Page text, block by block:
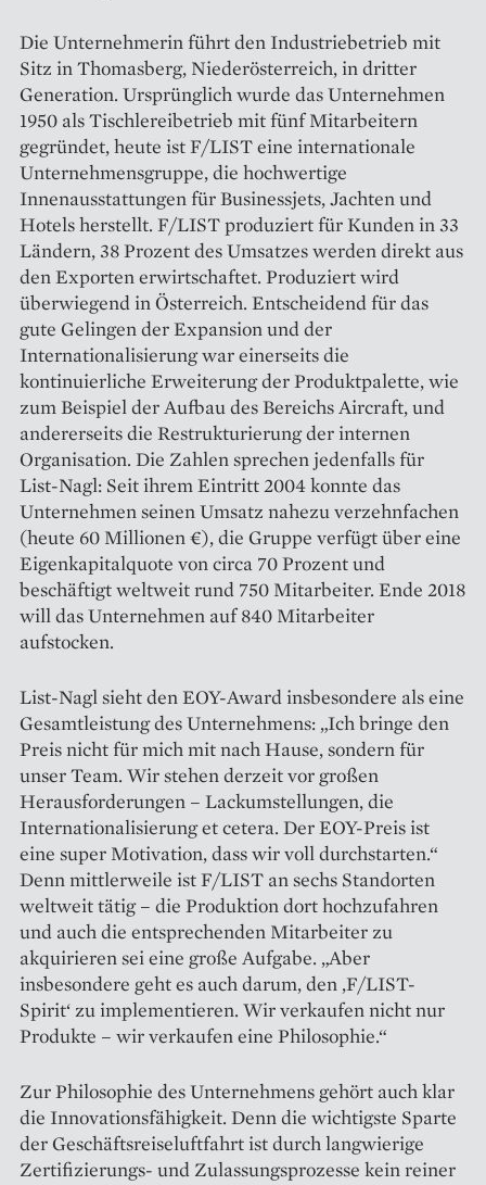
Die Unternehmerin führt den Industriebetrieb mit
Sitz in Thomasberg, Niederösterreich, in dritter
Generation. Ursprünglich wurde das Unternehmen
1950 als Tischlereibetrieb mit fünf Mitarbeitern
gegründet, heute ist F/LIST eine internationale
Unternehmens­gruppe, die hochwertige
Innenausstattungen für Businessjets, Jachten und
Hotels herstellt. F/LIST produziert für Kunden in 33
Ländern, 38 Prozent des Umsatzes werden direkt aus
den Exporten erwirtschaftet. Produziert wird
überwiegend in Österreich. Entscheidend für das
gute Gelingen der Expansion und der
Internationalisierung war einerseits die
kontinuierliche Erweiterung der Produktpalette, wie
zum Beispiel der Aufbau des Bereichs Aircraft, und
andererseits die Restrukturierung der internen
Organisation. Die Zahlen sprechen ­jedenfalls für
List-Nagl: Seit ihrem Eintritt 2004 konnte das
Unternehmen seinen Umsatz nahezu verzehnfachen
(heute 60 Millionen €), die Gruppe verfügt über eine
Eigenkapitalquote von circa 70 Prozent und
beschäftigt weltweit rund 750 Mitarbeiter. Ende 2018
will das Unternehmen auf 840 Mitarbeiter
aufstocken.
List-Nagl sieht den EOY-Award insbesondere als eine
Gesamtleistung des Unternehmens: „Ich bringe den
Preis nicht für mich mit nach Hause, sondern für
unser Team. Wir stehen derzeit vor großen
Herausforderungen – Lackumstellungen, die
Internationalisierung et cetera. Der EOY-Preis ist
eine super Motivation, dass wir voll durchstarten.“
Denn mittlerweile ist F/LIST an sechs Stand­orten
weltweit tätig – die Produktion dort hochzufahren
und auch die entsprechenden Mitarbeiter zu
akquirieren sei eine große Aufgabe. „Aber
insbesondere geht es auch darum, den ,F/LIST-
Spirit‘ zu implementieren. Wir verkaufen nicht nur
Produkte – wir verkaufen eine Philosophie.“
Zur Philosophie des Unternehmens gehört auch klar
die Inno­vationsfähigkeit. Denn die wichtigste Sparte
der Geschäftsreise­luftfahrt ist durch langwierige
Zertifizierungs- und Zulassungs­prozesse kein reiner